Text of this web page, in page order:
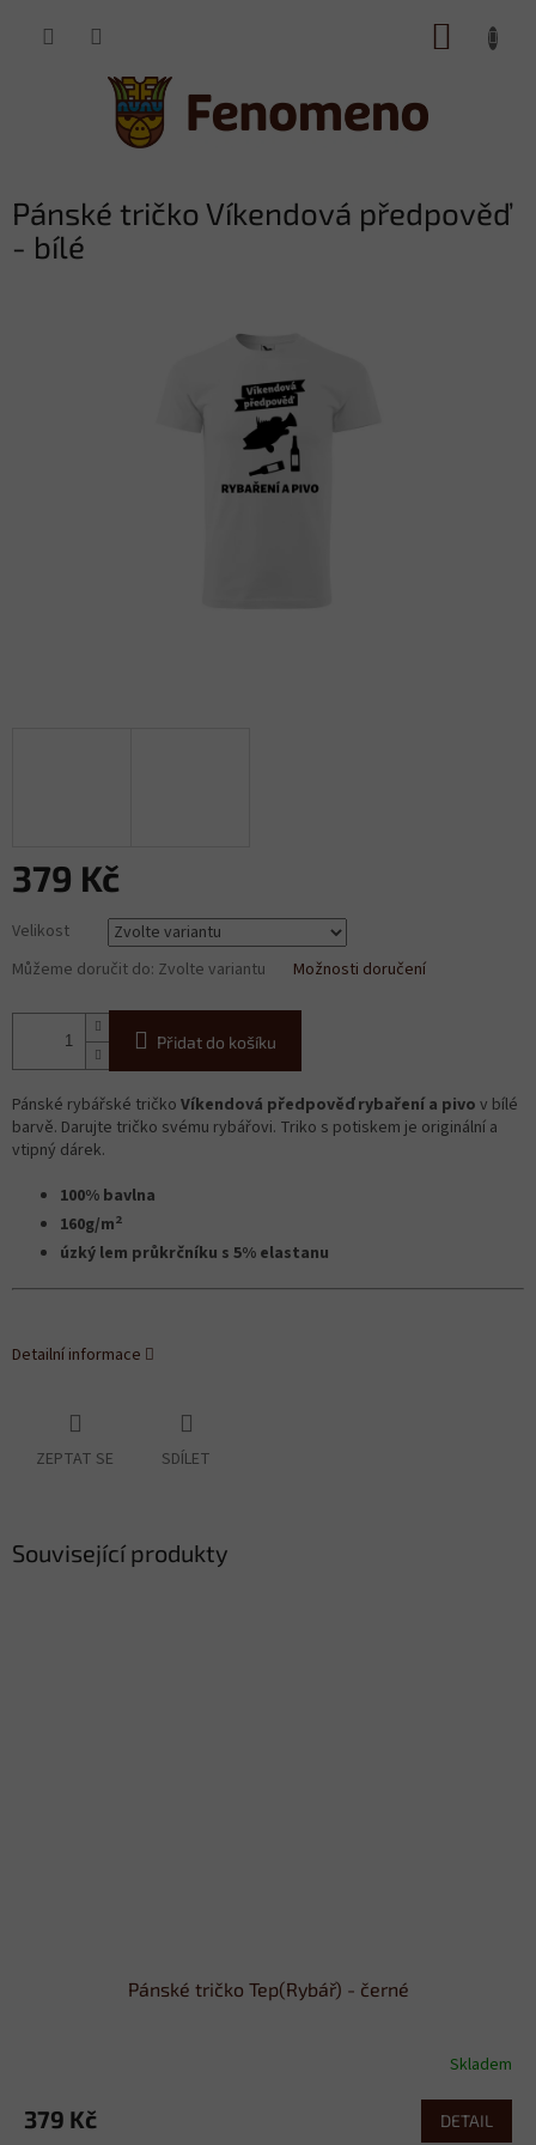
Pánské tričko Víkendová předpověď
- bílé
379 Kč
cena:
Velikost
Můžeme doručit do: Zvolte variantu Možnosti doručení
Přidat do košíku
Pánské rybářské tričko Víkendová předpověď rybaření a pivo v bílé
barvě. Darujte tričko svému rybářovi. Triko s potiskem je originální a
vtipný dárek.
100% bavlna
160g/m2
úzký lem průkrčníku s 5% elastanu
Detailní informace
ZEPTAT SE SDÍLET
Související produkty
Pánské tričko Tep(Rybář) - černé
Skladem
379 Kč DETAIL